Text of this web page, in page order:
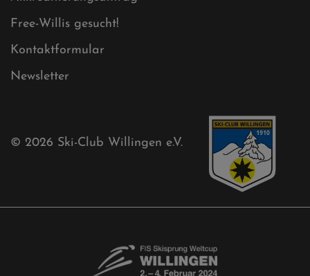
Akkreditierungsantrag
Free-Willis gesucht!
Ski-Club Willingen e.V.